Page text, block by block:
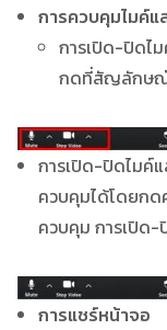
การควบคุมไมค์แ
การเปิด-ปิดไ
กดที่สัญลักษณ์
การเปิด-ปิดไมค์
ควบคุมได้โดยกด
ควบคุม การเปิด-
การแชร์หน้าจอ